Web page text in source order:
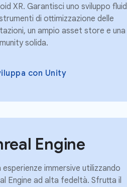
XR. Garantisci uno sviluppo
di ottimizzazione delle
un ampio asset store e una
solida.
con Unity
Engine
esperienze immersive utilizzando
Engine ad alta fedeltà. Sfrutta il